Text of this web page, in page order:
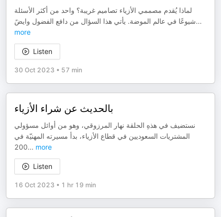
لماذا يُقدم مصممي الأزياء تصاميم غريبة؟ واحد من أكثر الأسئلة
شيوعًا في عالم الموضة. يأتي هذا السؤال من دافع الفضول وايضً...
more
Listen
30 Oct 2023 • 57 min
بالحديث عن شراء الأزياء
نستضيف في هذهِ الحلقة نهار المرزوقي، وهو من أوائل مسؤولي
المشتريات السعوديين في قطاع الأزياء، بدأ مسيرته المهنيّة في
200... more
Listen
16 Oct 2023 • 1 hr 19 min